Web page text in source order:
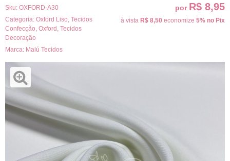
Sku: OXFORD-A30
Categoria: Oxford Liso Tecidos
Confecção Oxford Tecidos
Decoração
Marca: Malú Tecidos
por R$ 8,95
à vista R$ 8,50 economize 5% no Pix